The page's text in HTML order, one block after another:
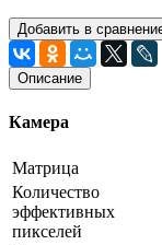
Добавить в
Описание
Камера
Матрица
Количество
эффективных
пикселей